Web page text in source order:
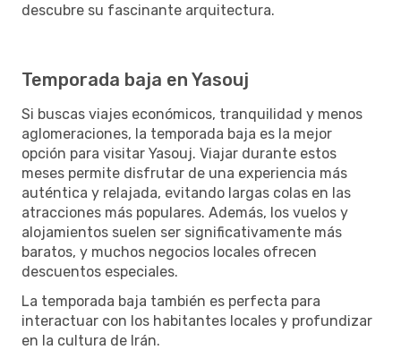
descubre su fascinante arquitectura.
Temporada baja en Yasouj
Si buscas viajes económicos, tranquilidad y menos
aglomeraciones, la temporada baja es la mejor
opción para visitar Yasouj. Viajar durante estos
meses permite disfrutar de una experiencia más
auténtica y relajada, evitando largas colas en las
atracciones más populares. Además, los vuelos y
alojamientos suelen ser significativamente más
baratos, y muchos negocios locales ofrecen
descuentos especiales.
La temporada baja también es perfecta para
interactuar con los habitantes locales y profundizar
en la cultura de Irán.